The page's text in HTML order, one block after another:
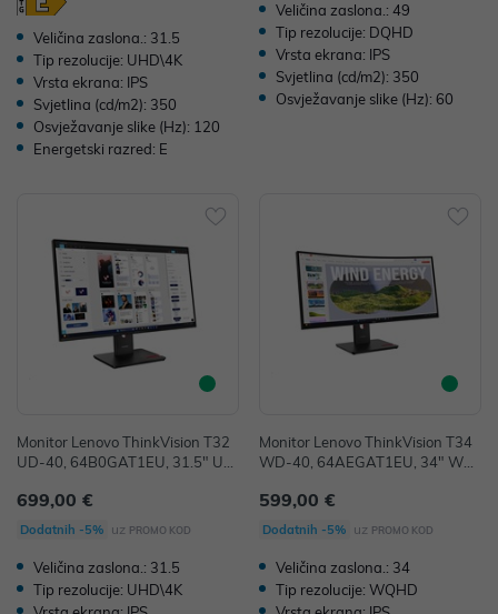
Veličina zaslona.: 31.5
Tip rezolucije: UHD\4K
Vrsta ekrana: IPS
Svjetlina (cd/m2): 350
Osvježavanje slike (Hz): 120
Energetski razred: E
Veličina zaslona.: 49
Tip rezolucije: DQHD
Vrsta ekrana: IPS
Svjetlina (cd/m2): 350
Osvježavanje slike (Hz): 60
Monitor Lenovo ThinkVision T32
UD-40, 64B0GAT1EU, 31.5" UH
6mj
699,00 €
Dodatnih -5% uz PROMO KOD
Veličina zaslona.: 31.5
Tip rezolucije: UHD\4K
Monitor Lenovo ThinkVision T34
WD-40, 64AEGAT1EU, 34" WQ
d, 36mj
599,00 €
Dodatnih -5% uz PROMO KOD
Veličina zaslona.: 34
Tip rezolucije: WQHD